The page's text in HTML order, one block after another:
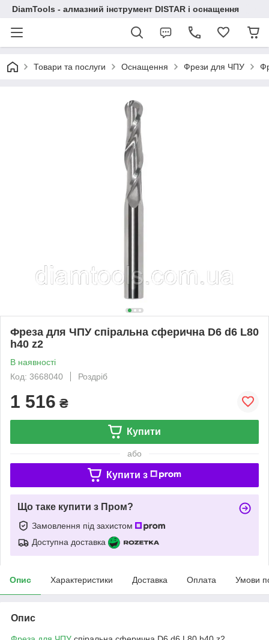
DiamTools - алмазний інструмент DISTAR і оснащення
Товари та послуги Оснащення Фрези для ЧПУ
Фреза для ЧПУ спіральна сферична D6 d6 L80
h40 z2
В наявності
Код: 3668040
Роздріб
1 516 ₴
Купити
або
Купити з
Що таке купити з Пром?
Замовлення під захистом
Доступна доставка
Опис Характеристики Доставка Оплата Умови
Опис